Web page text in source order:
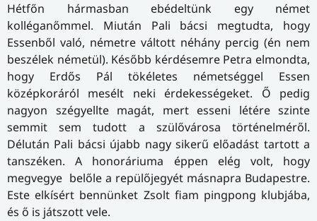
Hétfőn hármasban ebédeltünk egy német
kolléganőmmel. Miután Pali bácsi megtudta, hogy
Essenből való, németre váltott néhány percig (én nem
beszélek németül). Később kérdésemre Petra elmondta,
hogy Erdős Pál tökéletes németséggel Essen
középkoráról mesélt neki érdekességeket. Ő pedig
nagyon szégyellte magát, mert esseni létére szinte
semmit sem tudott a szülővárosa történelméről.
Délután Pali bácsi újabb nagy sikerű előadást tartott a
tanszéken. A honoráriuma éppen elég volt, hogy
megvegye belőle a repülőjegyét másnapra Budapestre.
Este elkísért bennünket Zsolt fiam pingpong klubjába,
és ő is játszott vele.